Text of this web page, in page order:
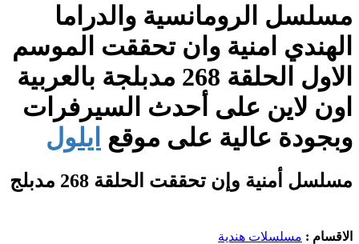
مسلسل الرومانسية والدراما
الهندي امنية وان تحققت الموسم
الاول الحلقة 268 مدبلجة بالعربية
اون لاين على أحدث السيرفرات
وبجودة عالية على موقع ايلول
مسلسل أمنية وإن تحققت الحلقة 268 مدبلج
الاقسام : مسلسلات هندية